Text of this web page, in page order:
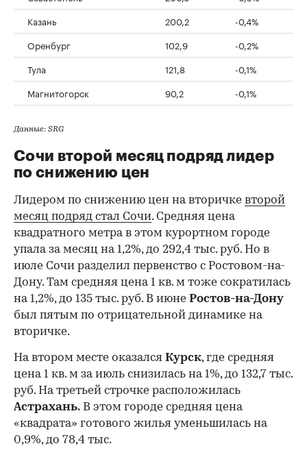
Казань
200,2
-0,4%
Оренбург
102,9
-0,2%
Тула
121,8
-0,1%
Магнитогорск
90,2 -0,1%
Данные: SRG
Сочи второй месяц подряд лидер
по снижению цен
Лидером по снижению цен на вторичке второй
месяц подряд стал Сочи. Средняя цена
квадратного метра в этом курортном городе
упала за месяц на 1,2%, до 292,4 тыс. руб. Но в
июле Сочи разделил первенство с Ростовом-на-
Дону. Там средняя цена 1 кв. м тоже сократилась
на 1,2%, до 135 тыс. руб. В июне Ростов-на-Дону
был пятым по отрицательной динамике на
вторичке.
На втором месте оказался Курск, где средняя
цена 1 кв. м за июль снизилась на 1%, до 132,7 тыс.
руб. На третьей строчке расположилась
Астрахань. В этом городе средняя цена
«квадрата» готового жилья уменьшилась на
0,9%, до 78,4 тыс.